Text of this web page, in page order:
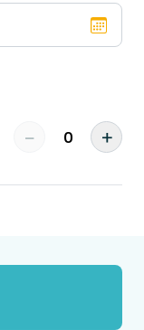
− ＋